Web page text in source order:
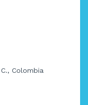
Colombia